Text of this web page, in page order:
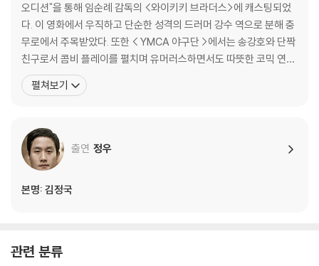
오디션"을 통해 임순례 감독의 <와이키키 브라더스>에 캐스팅되었
다. 이 영화에서 우직하고 단순한 성격의 드러머 강수 역으로 분해 충
무로에서 주목받았다. 또한 < YMCA 야구단 >에서는 송강호와 단짝
친구로서 콤비 플레이를 펼치며 유머러스하면서도 따뜻한 코믹 연기
를 선보이고, <로드무비>에서는 사랑은 상처뿐이라고 생각하면서도
또다시 남자와 사랑에 빠지는 동성애자 대식 역으로 나온다. 이처럼
질거리는 비열한 변호사까지 그 다양한 캐릭터를 넘나들며
펼쳐보기
출연 정우
본명: 김정국
관련 분류